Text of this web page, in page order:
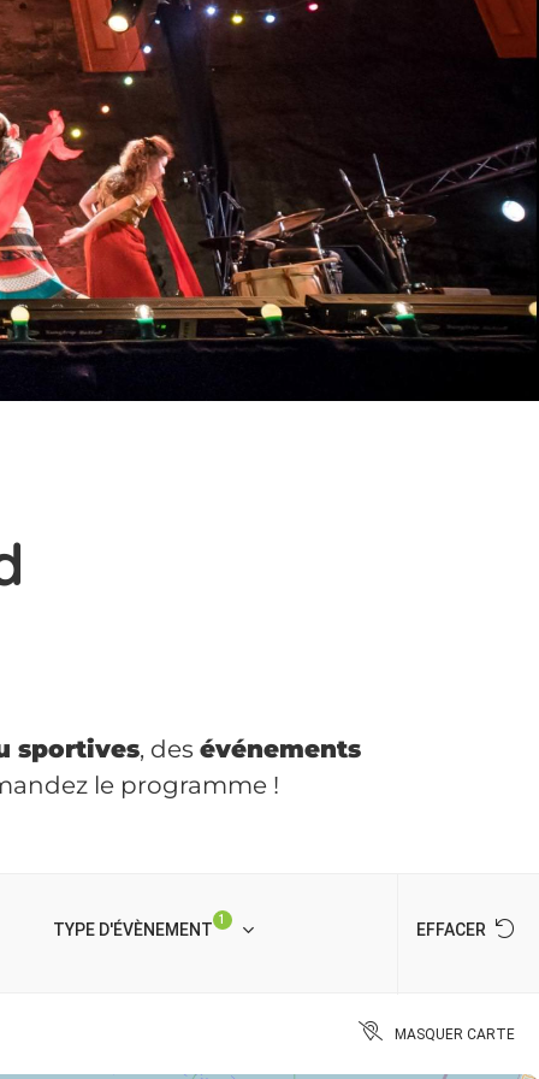
sportives, des événements
le programme !
TYPE D'ÉVÈNEMENT
1
EFFACER
MASQUER CARTE